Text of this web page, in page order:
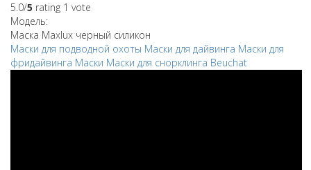
5.0/5 rating 1 vote
Модель:
Маска Maxlux черный силикон
Маски для подводной охоты Маски для дайвинга Маски для
фридайвинга Маски Маски для снорклинга Beuchat